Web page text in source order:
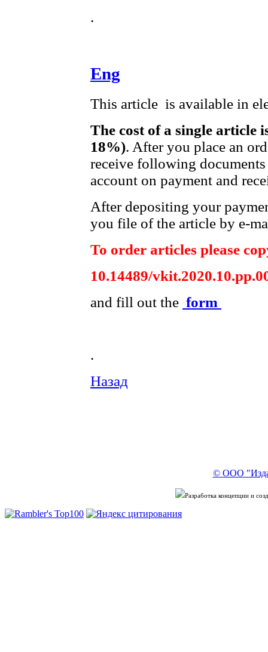
.
Eng
This article is available in
The cost of a single article
18%). After you place an
receive following
account on payment and
After depositing your
you file of the article by e-
To order articles please
10.14489/
and fill out the form
.
Назад
© ООО
Разработка концепции и